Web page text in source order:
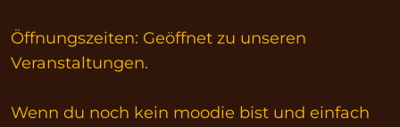
Öffnungszeiten: Geöffnet zu unseren
Veranstaltungen.
Wenn du noch kein moodie bist und einfach